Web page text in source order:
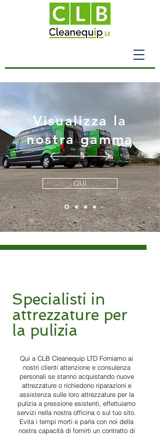
Visualizza la
nostra gamma
QUI
Specialisti in
attrezzature per
la pulizia
Qui a CLB Cleanequip LTD Forniamo ai
nostri clienti attenzione e consulenza
personali se stanno acquistando nuove
attrezzature o richiedono riparazioni e
assistenza sulle loro attrezzature per la
pulizia a pressione esistenti, effettuiamo
servizi nella nostra officina o sul tuo sito.
Evita i tempi morti e parla con noi della
nostra capacità di fornirti un contratto di